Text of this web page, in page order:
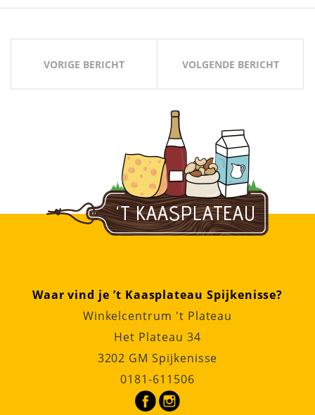
Bericht
navigatie
VORIGE BERICHT VOLGENDE BERICHT
Waar vind je ’t Kaasplateau Spijkenisse?
Winkelcentrum 't Plateau
Het Plateau 34
3202 GM Spijkenisse
0181-611506